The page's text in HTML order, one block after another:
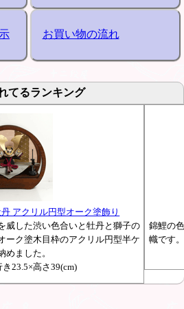
お買い物の流れ
てるランキング
アクリル円型オーク塗飾り
威した渋い色合いと牡丹と獅子の
ーク塗木目枠のアクリル円型半ケ
めました。
23.5×高さ39(cm)
錦鯉の
幟です